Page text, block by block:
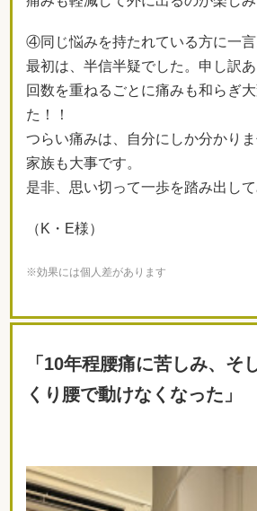
④同じ悩みを持たれている方に一言
最初は、半信半疑でした。申し訳あ
回数を重ねるごとに痛みも和らぎ
た！！
つらい痛みは、自分にしか分かりま
家族も大事です。
是非、思い切って一歩を踏み出して
（K・E様）
※効果には個人差があります
「10年程腰痛に苦しみ、そ
くり腰で動けなくなった 」